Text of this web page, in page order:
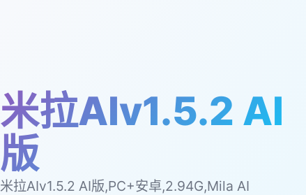
米拉AIv1.5.2 AI
版
米拉AIv1.5.2 AI版,PC+安卓,2.94G,Mila AI